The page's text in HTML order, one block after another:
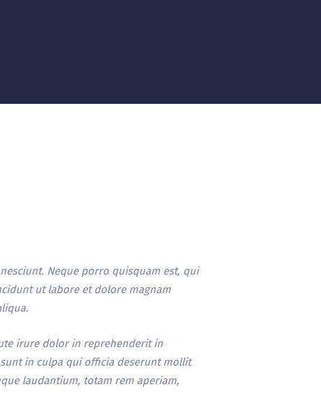
Neque porro quisquam est, qui
ut labore et dolore magnam
irure dolor in reprehenderit in
in culpa qui officia deserunt mollit
laudantium, totam rem aperiam,